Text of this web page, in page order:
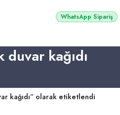
WhatsApp Sipariş
kağıdı
kağıdı” olarak etiketlendi